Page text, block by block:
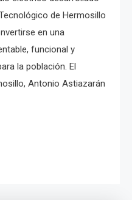
de Hermosillo
en una
funcional y
la población. El
Antonio Astiazarán